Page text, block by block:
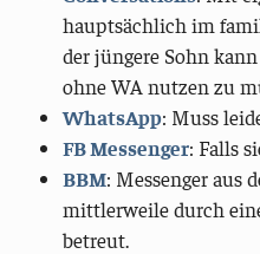
hauptsächlich im
der jüngere Sohn
ohne WA nutzen zu
WhatsApp: Muss
FB Messenger: Falls
BBM: Messenger aus
mittlerweile durch
betreut.